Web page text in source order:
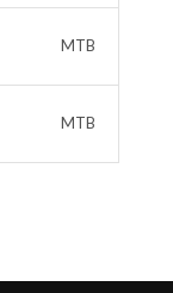
MTB
MTB